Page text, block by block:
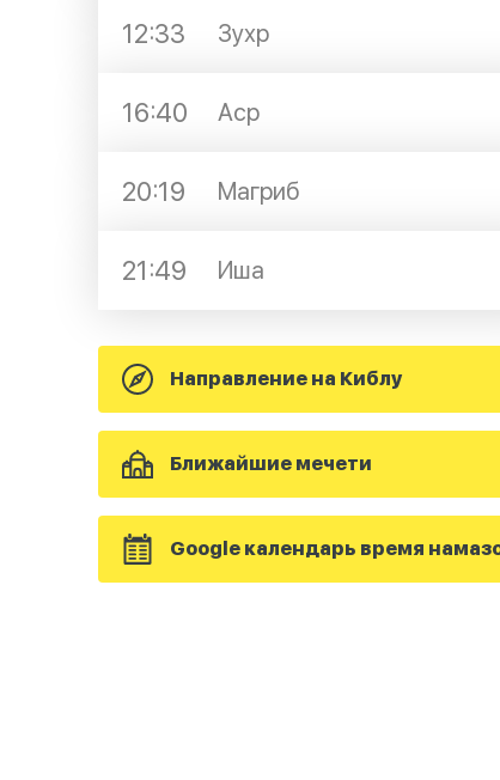
12:33 Зухр
16:40 Аср
20:19 Магриб
21:49 Иша
Направление на Киблу
Ближайшие мечети
Google календарь время